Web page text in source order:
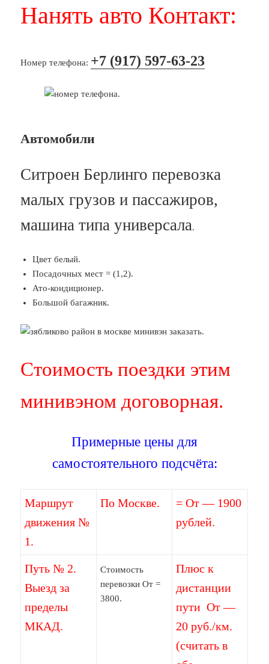
Нанять авто Контакт:
Номер телефона: +7 (917) 597-63-23
Автомобили
Ситроен Берлинго перевозка
малых грузов и пассажиров,
машина типа универсала.
Цвет белый.
Посадочных мест = (1,2).
Ато-кондиционер.
Большой багажник.
Стоимость поездки этим
минивэном договорная.
Примерные цены для
самостоятельного подсчёта:
Маршрут
движения №
1.
По Москве.
= От — 1900
рублей.
Путь № 2.
Выезд за
пределы
МКАД.
Стоимость
перевозки От =
3800.
Плюс к
дистанции
пути От —
20 руб./км.
(считать в